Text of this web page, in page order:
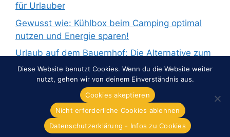
für Urlauber
Gewusst wie: Kühlbox beim Camping optimal
nutzen und Energie sparen!
Urlaub auf dem Bauernhof: Die Alternative zum
Pauschalurlaub
© 2026 Overnight-Europe.de• Erstellt mit
GeneratePress
Diese Website benutzt Cookies. Wenn du die Website weiter
nutzt, gehen wir von deinem Einverständnis aus.
Cookies akeptieren
Nicht erforderliche Cookies ablehnen
Datenschutzerklärung - Infos zu Cookies